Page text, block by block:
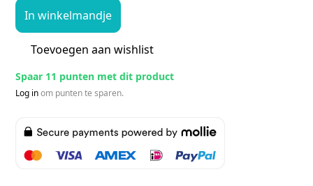
In winkelmandje
Toevoegen aan wishlist
Spaar 11 punten met dit product
Log inom punten te sparen.